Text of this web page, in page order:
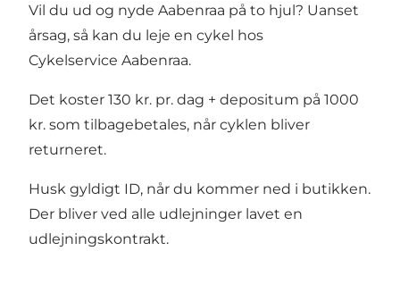
Vil du ud og nyde Aabenraa på to hjul? Uanset
årsag, så kan du leje en cykel hos
Cykelservice Aabenraa.
Det koster 130 kr. pr. dag + depositum på 1000
kr. som tilbagebetales, når cyklen bliver
returneret.
Husk gyldigt ID, når du kommer ned i butikken.
Der bliver ved alle udlejninger lavet en
udlejningskontrakt.